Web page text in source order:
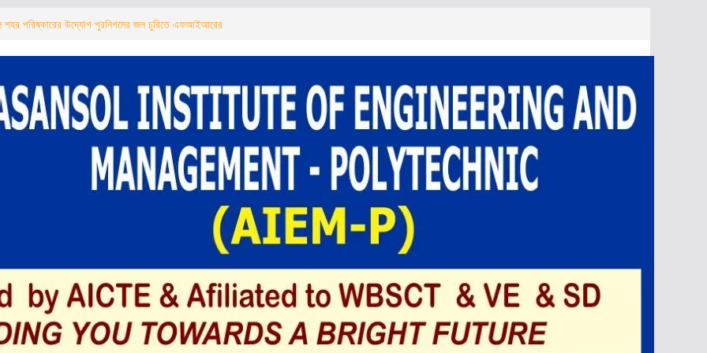
শহর পরিষ্কারের উদ্যোগ পুরনিগমের জল চুরিতে এফআইআরের
शहर की सफाई का अभियान शुरू पानी चोरी पर
अग्निमित्रा पाल का सख्त संदेश
पेयजल, स्वास्थ्य सेवाएं और अवैध वसूली सहित कई
का कड़ा संदेश
पर बुलडोजर चला, बारिश के बीच सिर से छिन गई
गहराया संकट
পানীয় জল, স্বাস্থ্য ও তোলাবাজি সহ একাধিক বিষয়ে কড়া বার্তা